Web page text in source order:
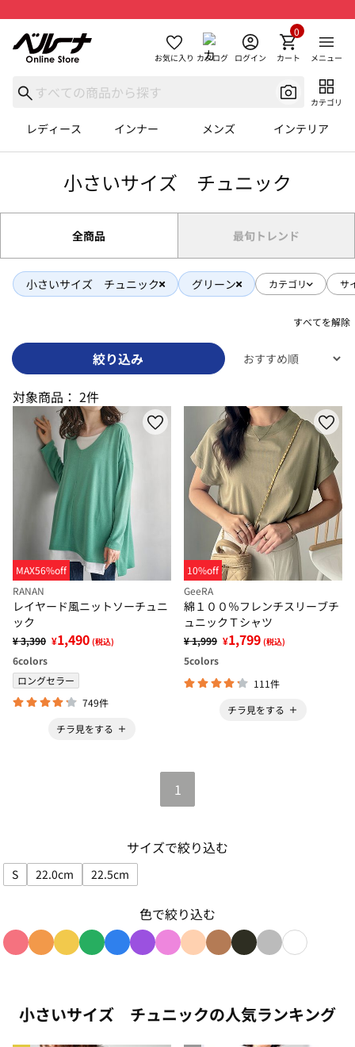
お気に入り カタログ ログイン カート
0
メニュー
カテゴリ
レディース インナー メンズ インテリア
小さいサイズ チュニック
全商品 最旬トレンド
小さいサイズ チュニック グリーン カテゴリ サ
すべてを解除
絞り込み
対象商品： 2件
MAX56%off
RANAN
レイヤード風ニットソーチュニ
ック
¥ 3,390 ¥1,490 (税込)
6colors
ロングセラー
749件
チラ見をする
10%off
GeeRA
綿１００％フレンチスリーブチ
ュニックＴシャツ
¥ 1,999 ¥1,799 (税込)
5colors
111件
チラ見をする
1
サイズで絞り込む
S
サイズで絞り込み: S
22.0cm
サイズで絞り込み: 22.0cm
22.5cm
サイズで絞り込み: 22.5cm
色で絞り込む
小さいサイズ チュニックの人気ランキング